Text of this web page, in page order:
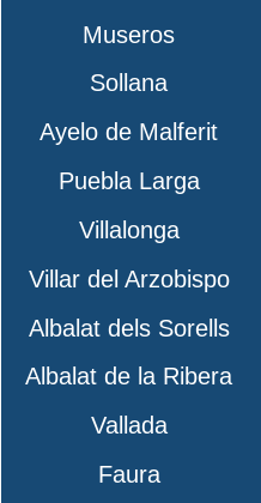
Museros
Sollana
Ayelo de Malferit
Puebla Larga
Villalonga
Villar del Arzobispo
Albalat dels Sorells
Albalat de la Ribera
Vallada
Faura